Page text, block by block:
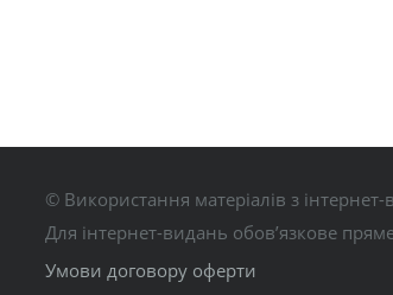
© Використання матеріалів з
Для інтернет-видань обов’язкове
Умови договору оферти